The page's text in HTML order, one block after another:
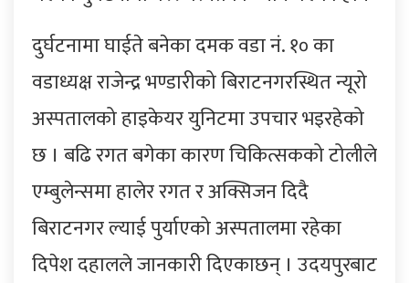
दुर्घटनामा घाईते बनेका दमक वडा नं. १० का
वडाध्यक्ष राजेन्द्र भण्डारीको बिराटनगरस्थित न्यूरो
अस्पतालको हाइकेयर युनिटमा उपचार भइरहेको
छ । बढि रगत बगेका कारण चिकित्सकको टोलीले
एम्बुलेन्समा हालेर रगत र अक्सिजन दिदै
बिराटनगर ल्याई पुर्याएको अस्पतालमा रहेका
दिपेश दहालले जानकारी दिएकाछन् । उदयपुरबाट